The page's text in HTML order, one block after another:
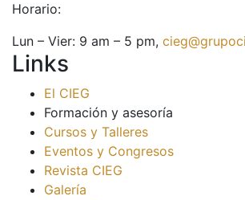
Horario:
Lun – Vier: 9 am – 5 pm,
Links
El CIEG
Formación y asesoría
Cursos y Talleres
Eventos y Congresos
Revista CIEG
Galería